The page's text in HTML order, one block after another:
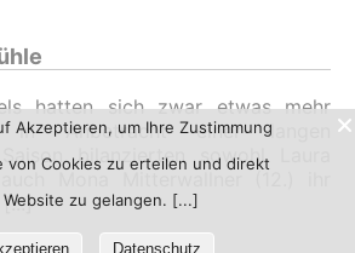
hatten sich zwar etwas mehr
in Anbetracht einer langen
Saison bilanzierten sowohl Laura
Akzeptieren, um Ihre Zustimmung
von Cookies zu erteilen und direkt
Website zu gelangen.
Datenschutz